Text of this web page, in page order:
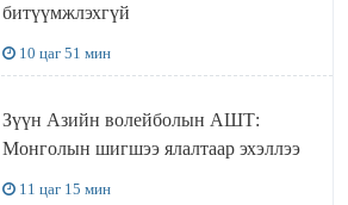
битүүмжлэхгүй
10 цаг 51 мин
Зүүн Азийн волейболын АШТ:
Монголын шигшээ ялалтаар эхэллээ
11 цаг 15 мин